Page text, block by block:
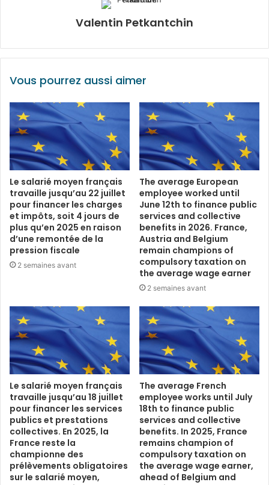
Valentin Petkantchin
Vous pourrez aussi aimer
Le salarié moyen français
travaille jusqu’au 22 juillet
pour financer les charges
et impôts, soit 4 jours de
plus qu’en 2025 en raison
d’une remontée de la
pression fiscale
2 semaines avant
The average European
employee worked until
June 12th to finance public
services and collective
benefits in 2026. France,
Austria and Belgium
remain champions of
compulsory taxation on
the average wage earner
2 semaines avant
Le salarié moyen français
travaille jusqu’au 18 juillet
pour financer les services
publics et prestations
collectives. En 2025, la
France reste la
championne des
prélèvements obligatoires
sur le salarié moyen,
The average French
employee works until July
18th to finance public
services and collective
benefits. In 2025, France
remains champion of
compulsory taxation on
the average wage earner,
ahead of Belgium and